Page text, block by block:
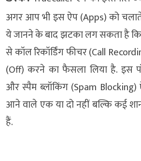
अगर आप भी इस ऐप (Apps) को
ये जानने के बाद झटका लग सकता है
से कॉल रिकॉर्डिंग फीचर (Call
(Off) करने का फैसला लिया है. इस
और स्पैम ब्लॉकिंग (Spam
आने वाले एक या दो नहीं बल्कि कई
हैं.